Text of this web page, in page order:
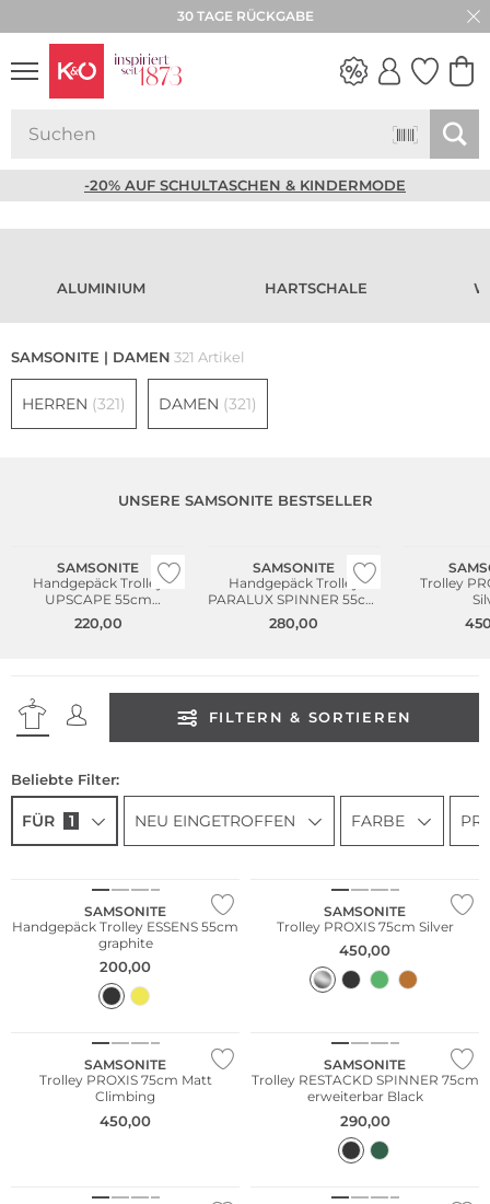
★★★★★ 4,8 / 5,0 STERNE
-20% AUF SCHULTASCHEN & KINDERMODE
ALUMINIUM HARTSCHALE
SAMSONITE | DAMEN 321 Artikel
HERREN (321) DAMEN (321)
UNSERE SAMSONITE BESTSELLER
SAMSONITE
Handgepäck Trolley
UPSCAPE 55cm
erweiterbar Black
220,00
SAMSONITE
Handgepäck Trolley
PARALUX SPINNER 55cm
erweiterbar Stone Grey
280,00
Trolley
FILTERN & SORTIEREN
Beliebte Filter:
FÜR 1 NEU EINGETROFFEN FARBE
SAMSONITE
Handgepäck Trolley ESSENS 55cm
graphite
200,00
SAMSONITE
Trolley PROXIS 75cm Silver
450,00
SAMSONITE
Trolley PROXIS 75cm Matt
Climbing
450,00
SAMSONITE
Trolley RESTACKD SPINNER 75cm
erweiterbar Black
290,00